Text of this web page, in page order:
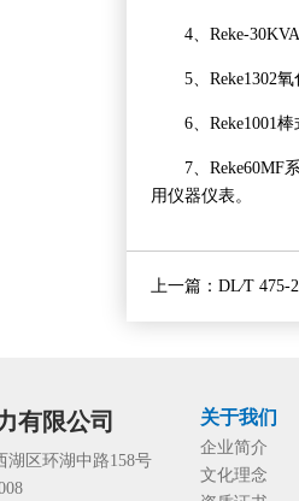
4、Reke-30KVA/
5、Reke1302氧
6、Reke1001棒
7、Reke60MF系
用仪器仪表。
上一篇： DL∕T 475-
有限公司
湖区环湖中路158号
关于我们
企业简介
文化理念